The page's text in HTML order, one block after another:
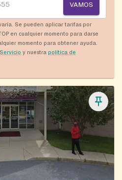
VAMOS
Se pueden aplicar tarifas por
en cualquier momento para darse
momento para obtener ayuda.
y nuestra política de